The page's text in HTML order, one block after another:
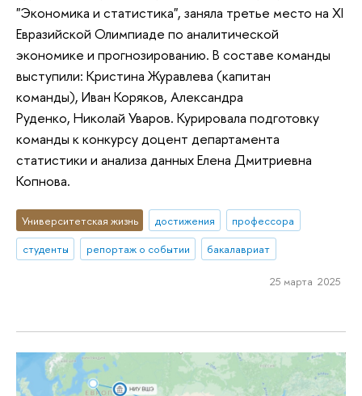
"Экономика и статистика", заняла третье место на XI
Евразийской Олимпиаде по аналитической
экономике и прогнозированию. В составе команды
выступили: Кристина Журавлева (капитан
команды), Иван Коряков, Александра
Руденко, Николай Уваров. Курировала подготовку
команды к конкурсу доцент департамента
статистики и анализа данных Елена Дмитриевна
Копнова.
Университетская жизнь достижения
профессора
студенты
репортаж о событии бакалавриат
25 марта 2025